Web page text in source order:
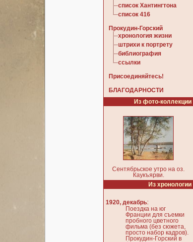
список Хантингтона
список 416
Прокудин-Горский
хронология жизни
штрихи к портрету
библиография
ссылки
Присоединяйтесь!
БЛАГОДАРНОСТИ
Из фото-коллекции
Сентябрьское утро на оз.
Каукъярви.
Из хронологии
1920, декабрь:
Поездка на юг
Франции для съемки
пробного цветного
фильма (без сюжета,
просто набор кадров).
Прокудин-Горский в